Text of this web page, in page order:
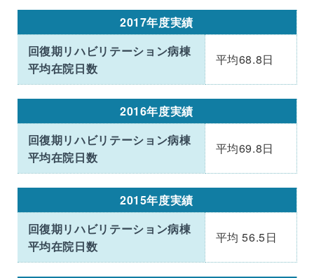
2017年度実績
回復期リハビリテーション病棟
平均在院日数
平均68.8日
2016年度実績
回復期リハビリテーション病棟
平均在院日数
平均69.8日
2015年度実績
回復期リハビリテーション病棟
平均在院日数
平均 56.5日